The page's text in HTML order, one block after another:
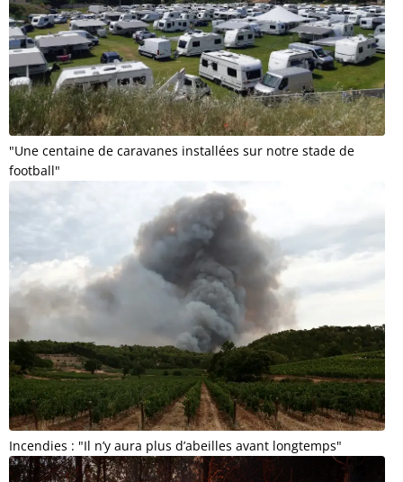
"Une centaine de caravanes installées sur notre stade de
football"
Incendies : "Il n’y aura plus d’abeilles avant longtemps"